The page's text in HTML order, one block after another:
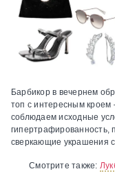
Барбикор в вечернем
топ с интересным кроем
соблюдаем исходные
гипертрафированность,
сверкающие украшения
Смотрите также: